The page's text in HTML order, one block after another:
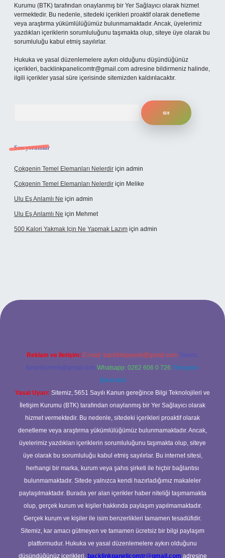
Kurumu (BTK) tarafından onaylanmış bir Yer Sağlayıcı olarak hizmet
vermektedir. Bu nedenle, sitedeki içerikleri proaktif olarak denetleme
veya araştırma yükümlülüğümüz bulunmamaktadır. Ancak, üyelerimiz
yazdıkları içeriklerin sorumluluğunu taşımakta olup, siteye üye olarak bu
sorumluluğu kabul etmiş sayılırlar.
Hukuka ve yasal düzenlemelere aykırı olduğunu düşündüğünüz
içerikleri, backlinkpanelicomtr@gmail.com adresine bildirmeniz halinde,
ilgili içerikler yasal süre içerisinde sitemizden kaldırılacaktır.
Son yorumlar
Çokgenin Temel Elemanları Nelerdir için admin
Çokgenin Temel Elemanları Nelerdir için Melike
Ulu Eş Anlamlı Ne için admin
Ulu Eş Anlamlı Ne için Mehmet
500 Kalori Yakmak Için Ne Yapmak Lazım için admin
Reklam ve İletişim: E-mail: backlinkpaneli@gmail.com Teams:
forumhizmeti@gmail.com Whatsapp: 0262 606 0 726 Telegram:
@karabul
Yasal Uyarı: Sitemiz, 5651 Sayılı Kanun gereğince Bilgi Teknolojileri ve
İletişim Kurumu (BTK) tarafından onaylanmış bir Yer Sağlayıcı olarak
hizmet vermektedir. Bu nedenle, sitedeki içerikleri proaktif olarak
denetleme veya araştırma yükümlülüğümüz bulunmamaktadır. Ancak,
üyelerimiz yazdıkları içeriklerin sorumluluğunu taşımakta olup, siteye
üye olarak bu sorumluluğu kabul etmiş sayılırlar. Bu internet sitesi,
herhangi bir marka, kurum veya şahıs şirketi ile hiçbir bağlantısı
bulunmamaktadır. Sitede yalnızca kendi hazırladığımız makaleler
paylaşılmaktadır. Burada yer alan içerikler haber niteliği taşımamakta
olup, gerçek kurum ve kişiler hakkında paylaşım yapılmamaktadır.
Gerçek kurum ve kişiler ile isim benzerlikleri tamamen tesadüfidir.
Sitemiz, kar amacı gütmeyen ve tamamen ücretsiz bir bilgi paylaşım
platformudur. Hukuka ve yasal düzenlemelere aykırı olduğunu
düşündüğünüz içerikleri, backlinkpanelicomtr@gmail.com adresine